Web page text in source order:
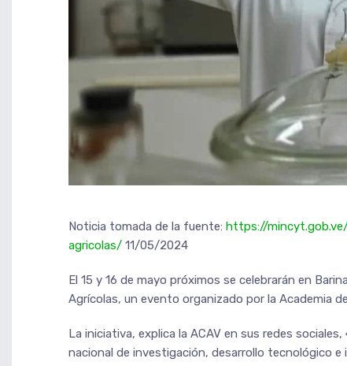
Noticia tomada de la fuente: https://
agricolas/ 11/05/2024
El 15 y 16 de mayo próximos se celebrarán en
Agrícolas, un evento organizado por la Academia
La iniciativa, explica la ACAV en sus redes
nacional de investigación, desarrollo tecnológico